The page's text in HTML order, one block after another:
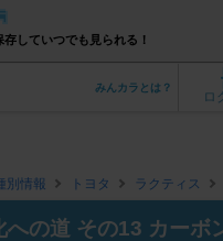
存していつでも見られる！
ロ
みんカラとは？
別情報 トヨタ ラクティス
への道 その13 カーボ